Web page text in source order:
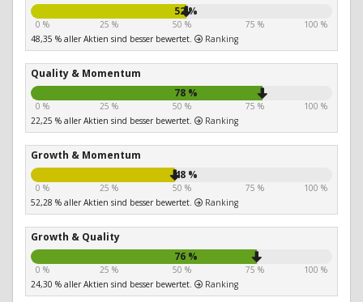
52 %
0 % 25 % 50 % 75 %
100 %
48,35 % aller Aktien sind besser bewertet.
Ranking
Quality & Momentum
78 %
0 % 25 % 50 % 75 %
100 %
22,25 % aller Aktien sind besser bewertet.
Ranking
Growth & Momentum
48 %
0 % 25 % 50 % 75 %
100 %
52,28 % aller Aktien sind besser bewertet.
Ranking
Growth & Quality
76 %
0 % 25 % 50 % 75 %
100 %
24,30 % aller Aktien sind besser bewertet.
Ranking